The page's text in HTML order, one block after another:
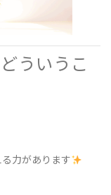
ういうこ
力があります